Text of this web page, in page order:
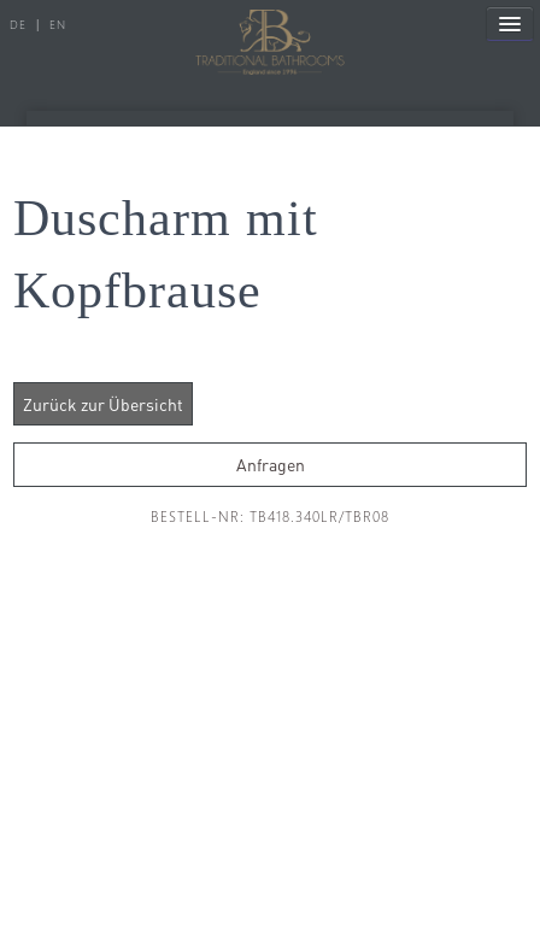
DE | EN
Duscharmaturen
Duschen
Duscharm mit
Kopfbrause
Anfragen
BESTELL-NR: TB418.340LR/TBR08